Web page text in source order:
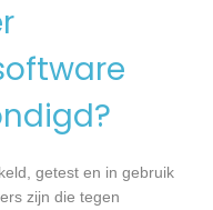
getest en in gebruik
zijn die tegen